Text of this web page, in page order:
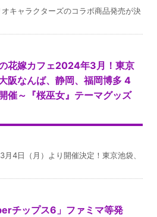
キャラクターズのコラボ商品発売が決
花嫁カフェ2024年3月！東京
阪なんば、静岡、福岡博多 4
催～『桜巫女』テーマグッズ
4日（月）より開催決定！東京池袋、
チップス6」ファミマ等発